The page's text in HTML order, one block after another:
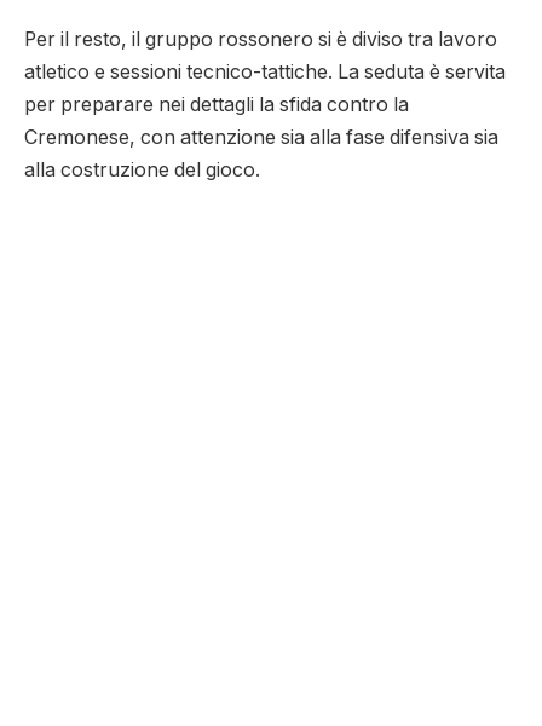
Per il resto, il gruppo rossonero si è diviso tra lavoro
atletico e sessioni tecnico-tattiche. La seduta è servita
per preparare nei dettagli la sfida contro la
Cremonese, con attenzione sia alla fase difensiva sia
alla costruzione del gioco.